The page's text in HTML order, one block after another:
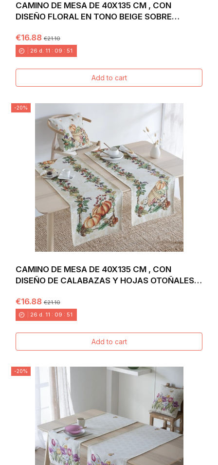
CAMINO DE MESA DE 40X135 CM , CON
DISEÑO FLORAL EN TONO BEIGE SOBRE
€16.88€21.10
26 d. 11 : 09 : 49
Add to cart
-20%
CAMINO DE MESA DE 40X135 CM , CON
DISEÑO DE CALABAZAS Y HOJAS OTOÑALES
€16.88€21.10
26 d. 11 : 09 : 49
Add to cart
-20%